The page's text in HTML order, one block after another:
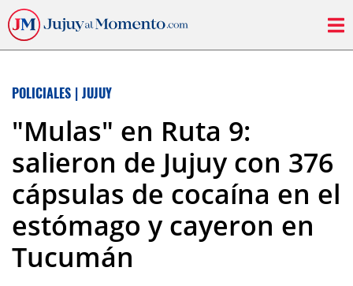
POLICIALES | JUJUY
"Mulas" en Ruta 9:
salieron de Jujuy con 376
cápsulas de cocaína en el
estómago y cayeron en
Tucumán